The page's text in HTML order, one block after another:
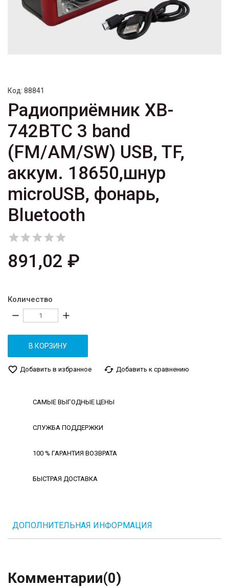
Код: 88841
Радиоприёмник XB-
742BTC 3 band
(FM/AM/SW) USB, TF,
аккум. 18650,шнур
microUSB, фонарь,
Bluetooth

891,02 ₽
Количество
remove add
В КОРЗИНУ
favorite_border Добавить в избранное cached Добавить к сравнению
САМЫЕ ВЫГОДНЫЕ ЦЕНЫ
СЛУЖБА ПОДДЕРЖКИ
100 % ГАРАНТИЯ ВОЗВРАТА
БЫСТРАЯ ДОСТАВКА
ДОПОЛНИТЕЛЬНАЯ ИНФОРМАЦИЯ
Комментарии(0)